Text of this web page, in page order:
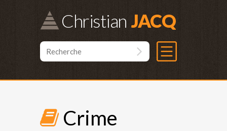
Christian
Crime